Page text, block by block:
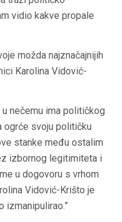
vidio kakve propale
možda najznačajnijih
Karolina Vidović-
u nečemu ima političkog
ogrće svoju političku
stanke među ostalim
izbornog legitimiteta i
u dogovoru s vrhom
Vidović-Krišto je
izmanipulirao.”